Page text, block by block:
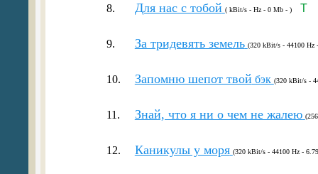
8. Для нас с тобой ( kBit/s - Hz - 0 Mb - ) T
9. За тридевять земель (320 kBit/s - 44100 Hz
10. Запомню шепот твой бэк (320 kBit/s -
11. Знай, что я ни о чем не жалею
12. Каникулы у моря (320 kBit/s - 44100 Hz -